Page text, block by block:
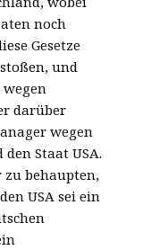
noch
Gesetze
und
darüber
wegen
Staat USA.
zu behaupten,
USA sei ein